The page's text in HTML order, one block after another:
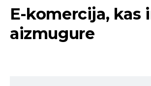
E-komercija, kas
aizmugure